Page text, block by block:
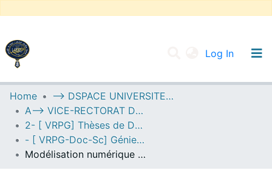
Log In
UNIVERSITY OF D.L SIDI BEL ABBES
Communities & Collections
All of DSpace
Statistics
Home
--> DSPACE UNIVERSITE DJILALLI LIABES DE SIDI BEL ABBES
A--> VICE-RECTORAT DE LA POST-GRADUATION
2- [ VRPG] Thèses de Doctorat en Sciences
- [ VRPG-Doc-Sc] Génie mécanique --- هندسة ميكانيكية
Modélisation numérique des assemblages collés à base d’adhésifs nanostructurés